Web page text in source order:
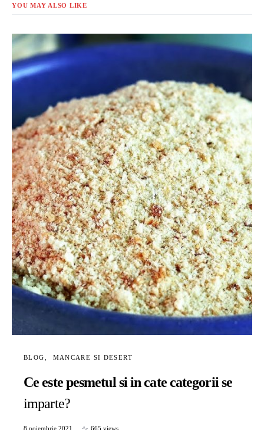
YOU MAY ALSO LIKE
BLOG MANCARE SI DESERT
Ce este pesmetul si in cate categorii se
imparte?
8 noiembrie 2021 665 views